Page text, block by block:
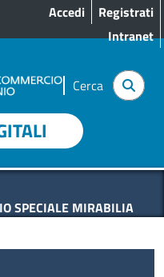
profilo utente
Accedi
Registrati
Intranet
Cerca
SPECIALE MIRABILIA